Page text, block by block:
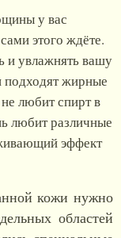
у вас
этого ждёте.
и увлажнять вашу
подходят жирные
любит спирт в
любит различные
эффект
кожи нужно
областей